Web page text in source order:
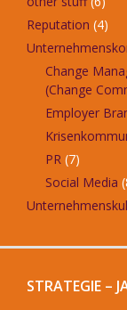
Reputation (4)
Change
(Change
Employer
PR (7)
Social Media
STRATEGIE –